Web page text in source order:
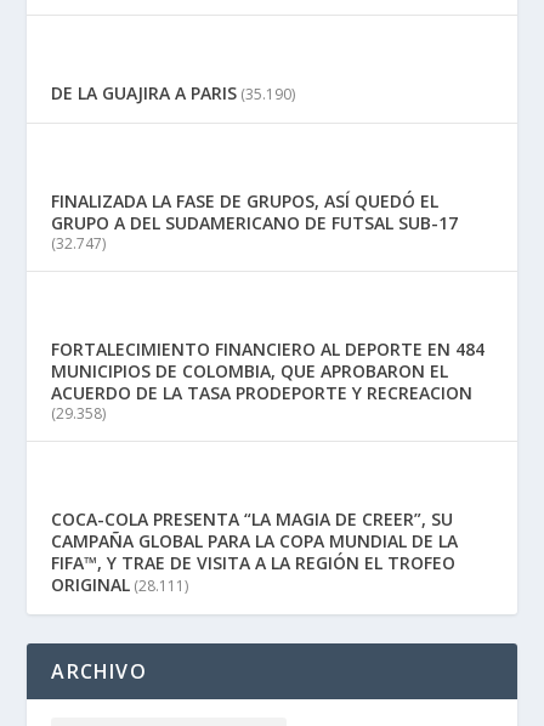
DE LA GUAJIRA A PARIS (35.190)
FINALIZADA LA FASE DE GRUPOS, ASÍ QUEDÓ EL
GRUPO A DEL SUDAMERICANO DE FUTSAL SUB-17
(32.747)
FORTALECIMIENTO FINANCIERO AL DEPORTE EN 484
MUNICIPIOS DE COLOMBIA, QUE APROBARON EL
ACUERDO DE LA TASA PRODEPORTE Y RECREACION
(29.358)
COCA-COLA PRESENTA “LA MAGIA DE CREER”, SU
CAMPAÑA GLOBAL PARA LA COPA MUNDIAL DE LA
FIFA™, Y TRAE DE VISITA A LA REGIÓN EL TROFEO
ORIGINAL (28.111)
ARCHIVO